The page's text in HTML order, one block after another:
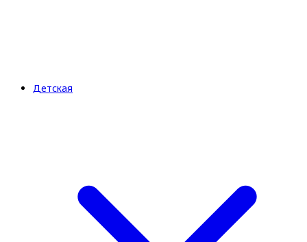
Детская